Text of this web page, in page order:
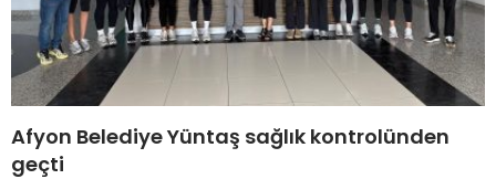
Afyon Belediye Yüntaş sağlık kontrolünden
geçti